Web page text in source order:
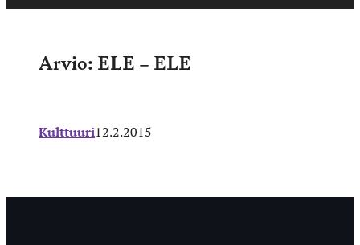
Arvio: ELE – ELE
Kulttuuri12.2.2015